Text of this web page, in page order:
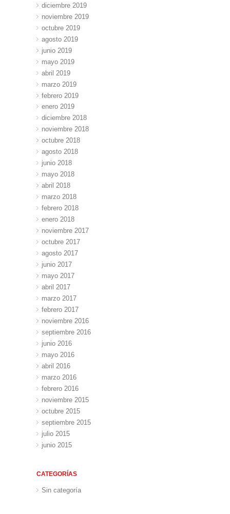
diciembre 2019
noviembre 2019
octubre 2019
agosto 2019
junio 2019
mayo 2019
abril 2019
marzo 2019
febrero 2019
enero 2019
diciembre 2018
noviembre 2018
octubre 2018
agosto 2018
junio 2018
mayo 2018
abril 2018
marzo 2018
febrero 2018
enero 2018
noviembre 2017
octubre 2017
agosto 2017
junio 2017
mayo 2017
abril 2017
marzo 2017
febrero 2017
noviembre 2016
septiembre 2016
junio 2016
mayo 2016
abril 2016
marzo 2016
febrero 2016
noviembre 2015
octubre 2015
septiembre 2015
julio 2015
junio 2015
CATEGORÍAS
Sin categoría